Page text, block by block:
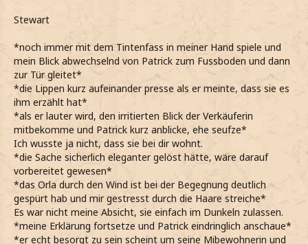
Stewart
*noch immer mit dem Tintenfass in meiner Hand spiele und
mein Blick abwechselnd von Patrick zum Fussboden und dann
zur Tür gleitet*
*die Lippen kurz aufeinander presse als er meinte, dass sie es
ihm erzählt hat*
*als er lauter wird, den irritierten Blick der Verkäuferin
mitbekomme und Patrick kurz anblicke, ehe seufze*
Ich wusste ja nicht, dass sie bei dir wohnt.
*die Sache sicherlich eleganter gelöst hätte, wäre darauf
vorbereitet gewesen*
*das Orla durch den Wind ist bei der Begegnung deutlich
gespürt hab und mir gestresst durch die Haare streiche*
Es war nicht meine Absicht, sie einfach im Dunkeln zulassen.
*meine Erklärung fortsetze und Patrick eindringlich anschaue*
*er echt besorgt zu sein scheint um seine Mibewohnerin und